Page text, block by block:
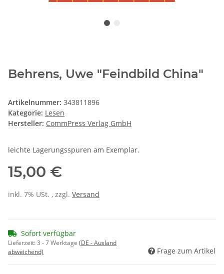
Behrens, Uwe "Feindbild China"
Artikelnummer: 343811896
Kategorie: Lesen
Hersteller: CommPress Verlag GmbH
leichte Lagerungsspuren am Exemplar.
15,00 €
inkl. 7% USt. , zzgl. Versand
Sofort verfügbar
Lieferzeit:3 - 7 Werktage (DE - Ausland
abweichend)
Frage zum Artikel